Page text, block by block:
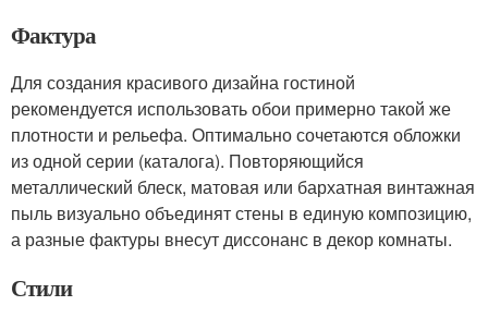
Фактура
Для создания красивого дизайна гостиной
рекомендуется использовать обои примерно такой же
плотности и рельефа. Оптимально сочетаются обложки
из одной серии (каталога). Повторяющийся
металлический блеск, матовая или бархатная винтажная
пыль визуально объединят стены в единую композицию,
а разные фактуры внесут диссонанс в декор комнаты.
Стили